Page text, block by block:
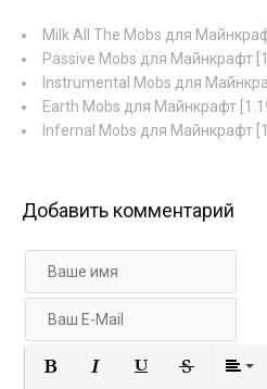
Milk All The Mobs для
Passive Mobs для Майнкрафт
Instrumental Mobs для
Earth Mobs для Майнкрафт
Infernal Mobs для Майнкрафт
Добавить комментарий